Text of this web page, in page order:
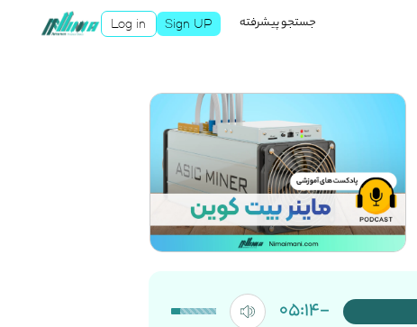
Log in Sign UP جستجو پیشرفته
-05:14